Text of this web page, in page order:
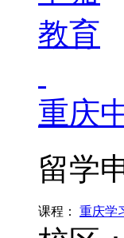
重庆
留学
课程： 重庆学